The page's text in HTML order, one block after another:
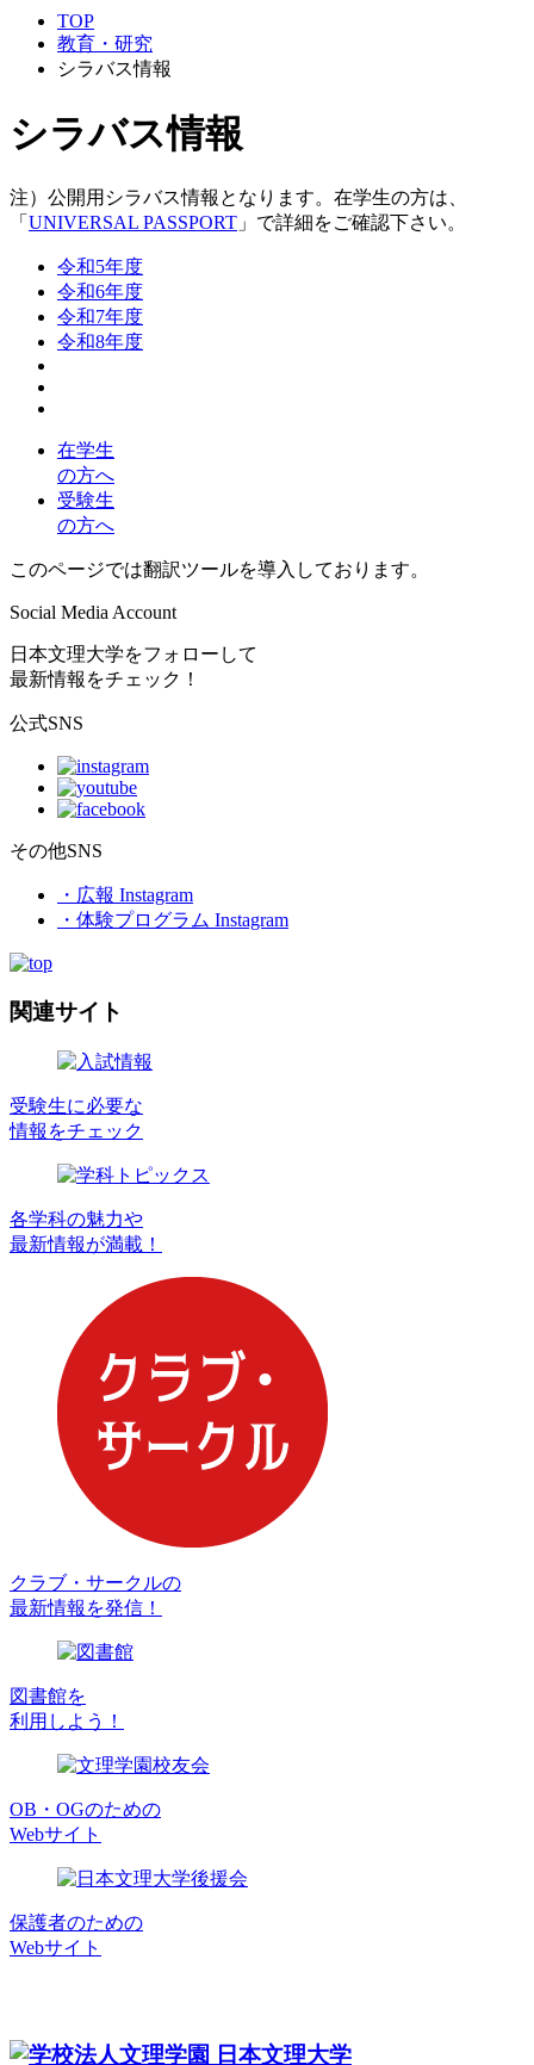
TOP
教育・研究
シラバス情報
シラバス情報
注）公開用シラバス情報となります。在学生の方は、
「 UNIVERSAL PASSPORT 」で詳細をご確認下さい。
令和5年度
令和6年度
令和7年度
令和8年度
在学生
の方へ
受験生
の方へ
このページでは翻訳ツールを導入しております。
Social Media Account
日本文理大学をフォローして
最新情報をチェック！
公式SNS
その他SNS
・広報 Instagram
・体験プログラム Instagram
関連サイト
受験生に必要な
情報をチェック
各学科の魅力や
最新情報が満載！
クラブ・サークルの
最新情報を発信！
図書館を
利用しよう！
OB・OGのための
Webサイト
保護者のための
Webサイト